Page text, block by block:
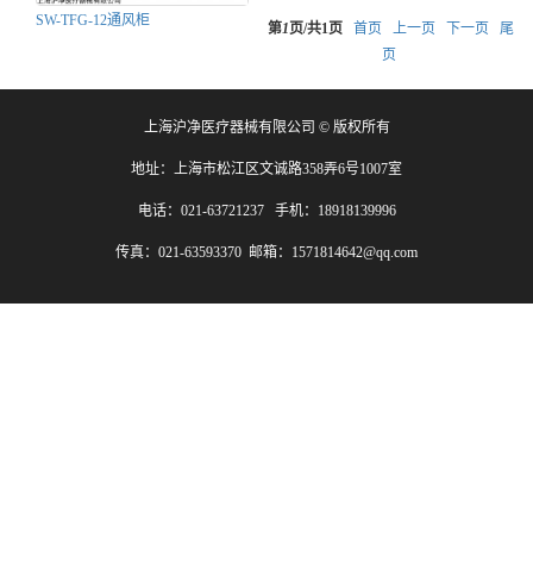
SW-TFG-12通风柜 第1页/共1 页 首页 上一页 下一页
尾
页
上海沪净医疗器械有限公司 © 版权所有
地址：上海市松江区文诚路358弄6号1007室
电话：021-63721237 手机：18918139996
传真：021-63593370 邮箱：1571814642@qq.com